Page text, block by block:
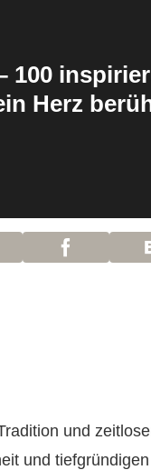
100
Herz
und
und